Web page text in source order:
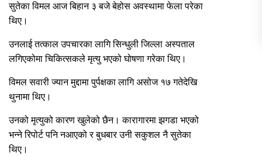
सुतेका विमल आज बिहान ३ बजे बेहोस अवस्थामा फेला परेका
थिए।
उनलाई तत्काल उपचारका लागि सिन्धुली जिल्ला अस्पताल
लगिएकोमा चिकित्सकले मृत्यु भएको घोषणा गरेका थिए।
विमल सवारी ज्यान मुद्दामा पुर्पक्षका लागि असोज १७ गतेदेखि
थुनामा थिए।
उनको मृत्युको कारण खुलेको छैन। कारागारमा झगडा भएको
भन्ने रिपोर्ट पनि नआएको र बुधबार उनी सकुशल नै सुतेका
थिए।